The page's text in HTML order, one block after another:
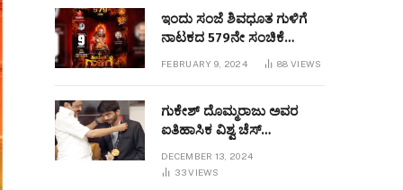
ಇಂದು ಸಂಜೆ ಶಿವಧೂತ ಗುಳಿಗೆ
ನಾಟಕದ 579ನೇ ಸಂಚಿಕೆ
FEBRUARY 9, 2024 88VIEWS
ಗುಕೇಶ್ ದೊಮ್ಮರಾಜು ಅವರ
ಐತಿಹಾಸಿಕ ವಿಶ್ವ ಚೆಸ್
DECEMBER 13, 2024
33VIEWS